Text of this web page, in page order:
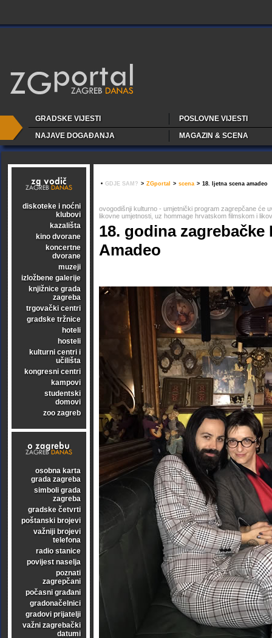
GRADSKE VIJESTI
POSLOVNE VIJESTI
NAJAVE DOGAĐANJA
MAGAZIN & SCENA
diskoteke i noćni
klubovi
kazališta
kino dvorane
koncertne
dvorane
muzeji
izložbene galerije
knjižnice grada
zagreba
trgovački centri
gradske tržnice
hoteli
hosteli
kulturni centri i
učilišta
kongresni centri
kampovi
studentski
domovi
zoo zagreb
osobna karta
grada zagreba
simboli grada
zagreba
gradske četvrti
poštanski brojevi
važniji brojevi
telefona
radio stanice
povijest naselja
poznati
zagrepčani
počasni građani
gradonačelnici
gradovi prijatelji
važni zagrebački
datumi
• GDJE SAM? > ZGportal > scena > 18. ljetna scena amadeo
ovogodišnji kulturno - umjetnički program zagrepčane će
likovne umjetnosti, uz hommage hrvatskom filmskom i
18. godina zagrebačke
Amadeo